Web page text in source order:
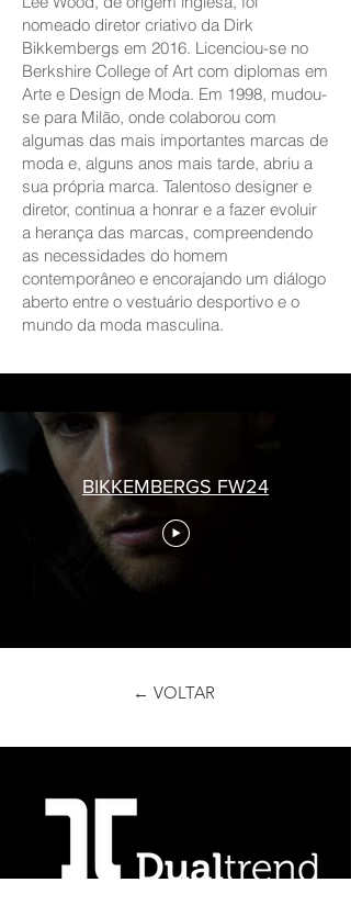
nomeado diretor criativo da Dirk
Bikkembergs em 2016. Licenciou-se no
Berkshire College of Art com diplomas em
Arte e Design de Moda. Em 1998, mudou-
se para Milão, onde colaborou com
algumas das mais importantes marcas de
moda e, alguns anos mais tarde, abriu a
sua própria marca. Talentoso designer e
diretor, continua a honrar e a fazer evoluir
a herança das marcas, compreendendo
as necessidades do homem
contemporâneo e encorajando um diálogo
aberto entre o vestuário desportivo e o
mundo da moda masculina.
BIKKEMBERGS FW24
← VOLTAR